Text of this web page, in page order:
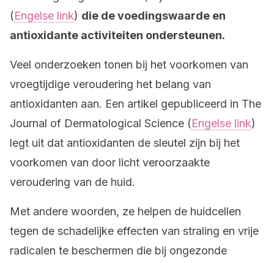
(Engelse link) die de voedingswaarde en
antioxidante activiteiten ondersteunen.
Veel onderzoeken tonen bij het voorkomen van
vroegtijdige veroudering het belang van
antioxidanten aan. Een artikel gepubliceerd in The
Journal of Dermatological Science (Engelse link)
legt uit dat antioxidanten de sleutel zijn bij het
voorkomen van door licht veroorzaakte
veroudering van de huid.
Met andere woorden, ze helpen de huidcellen
tegen de schadelijke effecten van straling en vrije
radicalen te beschermen die bij ongezonde